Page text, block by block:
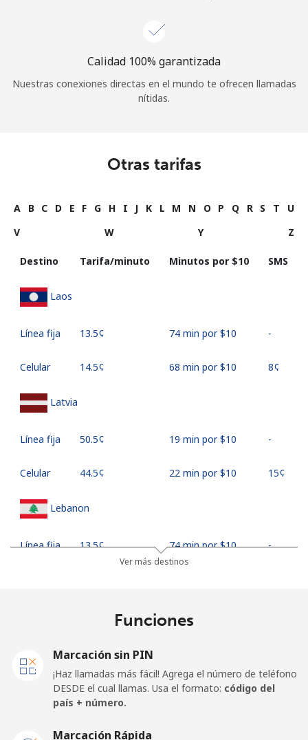
Calidad 100% garantizada
Nuestras conexiones directas en el mundo te ofrecen llamadas
nítidas.
Otras tarifas
A B C D E F G H I J K L M N O P Q R S T
U
V
W Y Z
Destino Tarifa/minuto Minutos por ⁦$10⁩ SMS
Laos
Línea fija ⁦13.5¢⁩ 74 min por ⁦$10⁩ -
Celular ⁦14.5¢⁩ 68 min por ⁦$10⁩ ⁦8¢⁩
Latvia
Línea fija ⁦50.5¢⁩ 19 min por ⁦$10⁩ -
Celular ⁦44.5¢⁩ 22 min por ⁦$10⁩ ⁦15¢⁩
Lebanon
Línea fija ⁦13.5¢⁩ 74 min por ⁦$10⁩ -
Línea fija ⁦62.5¢⁩
⁦61.9¢⁩ 16 min por ⁦$10⁩ ⁦7¢⁩
Ver más destinos
Funciones
Marcación sin PIN
¡Haz llamadas más fácil! Agrega el número de teléfono
DESDE el cual llamas. Usa el formato: código del
país + número.
Marcación Rápida